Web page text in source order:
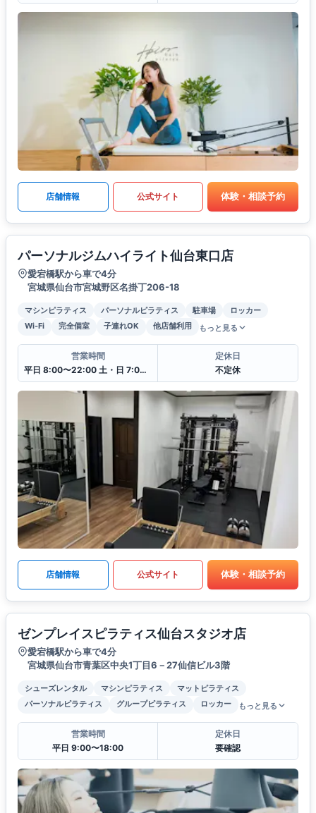
店舗情報 公式サイト 体験・相談予約
パーソナルジムハイライト仙台東口店
愛宕橋駅から車で4分
宮城県仙台市宮城野区名掛丁206-18
マシンピラティス パーソナルピラティス 駐車場
ロッカー
Wi-Fi
完全個室 子連れOK 他店舗利用 もっと見る
営業時間
平日 8:00〜22:00 土・日 7:00〜21:00
定休日
不定休
店舗情報 公式サイト 体験・相談予約
ゼンプレイスピラティス仙台スタジオ店
愛宕橋駅から車で4分
宮城県仙台市青葉区中央1丁目6－27仙信ビル3階
シューズレンタル マシンピラティス
マットピラティス
パーソナルピラティス
グループピラティス ロッカー もっと見る
営業時間
平日 9:00〜18:00
定休日
要確認